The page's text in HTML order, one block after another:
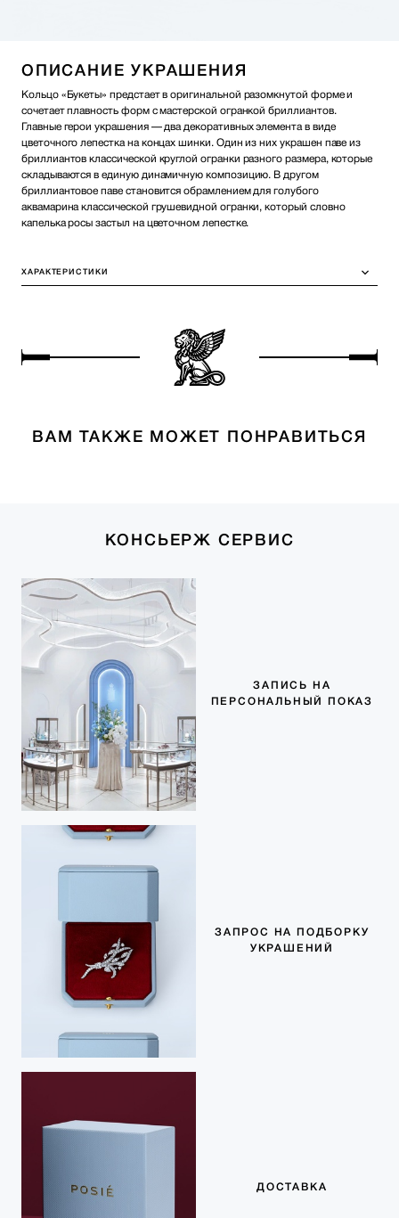
ОПИСАНИЕ УКРАШЕНИЯ
Кольцо «Букеты» предстает в оригинальной разомкнутой форме и
сочетает плавность форм с мастерской огранкой бриллиантов.
Главные герои украшения — два декоративных элемента в виде
цветочного лепестка на концах шинки. Один из них украшен паве из
бриллиантов классической круглой огранки разного размера, которые
складываются в единую динамичную композицию. В другом
бриллиантовое паве становится обрамлением для голубого
аквамарина классической грушевидной огранки, который словно
капелька росы застыл на цветочном лепестке.
ХАРАКТЕРИСТИКИ
ВАМ ТАКЖЕ МОЖЕТ ПОНРАВИТЬСЯ
КОНСЬЕРЖ СЕРВИС
ЗАПИСЬ НА
ПЕРСОНАЛЬНЫЙ ПОКАЗ
ЗАПРОС НА ПОДБОРКУ
УКРАШЕНИЙ
ДОСТАВКА